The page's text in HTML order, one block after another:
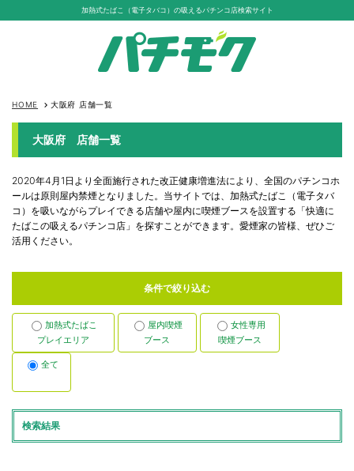
加熱式たばこ（電子タバコ）の吸えるパチンコ店検索サイト
HOME keyboard_arrow_right 大阪府 店舗一覧
大阪府 店舗一覧
2020年4月1日より全面施行された改正健康増進法により、全国のパチンコホ
ールは原則屋内禁煙となりました。当サイトでは、加熱式たばこ（電子タバ
コ）を吸いながらプレイできる店舗や屋内に喫煙ブースを設置する「快適に
たばこの吸えるパチンコ店」を探すことができます。愛煙家の皆様、ぜひご
活用ください。
条件で絞り込む
加熱式たばこ
プレイエリア
屋内喫煙
ブース
女性専用
喫煙ブース
全て
検索結果